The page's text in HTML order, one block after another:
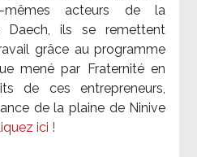
mêmes acteurs de la
Daech, ils se remettent
grâce au programme
mené par Fraternité en
de ces entrepreneurs,
de la plaine de Ninive
ici !